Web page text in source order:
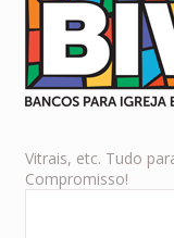
Vitrais, etc. Tudo
Compromisso!